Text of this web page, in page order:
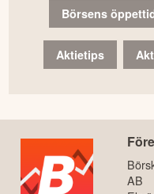
Börsens
Aktietips
AB